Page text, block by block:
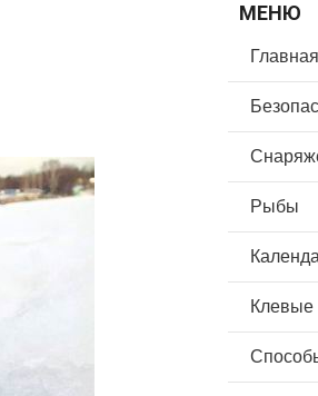
МЕНЮ
Главная
Рыбы
Клевые